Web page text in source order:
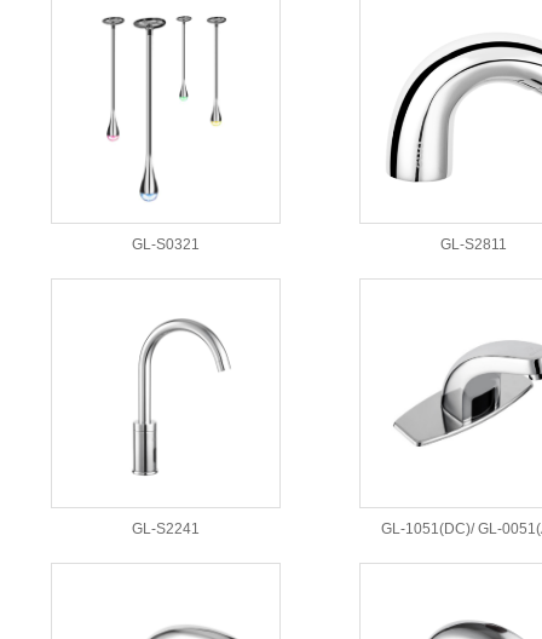
GL-S0321 GL-S2811
GL-S2241 GL-1051(DC)/ GL-